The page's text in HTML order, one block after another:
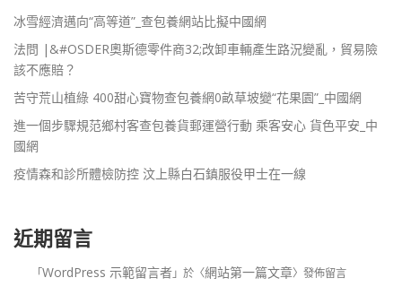
冰雪經濟邁向“高等道”_查包養網站比擬中國網
法問 |&#OSDER奧斯德零件商32;改卸車輛產生路況變亂，貿易險
該不應賠？
苦守荒山植綠 400甜心寶物查包養網0畝草坡變“花果園”_中國網
進一個步驟規范鄉村客查包養貨郵運營行動 乘客安心 貨色平安_中
國網
疫情森和診所體檢防控 汶上縣白石鎮服役甲士在一線
近期留言
「WordPress 示範留言者」於〈網站第一篇文章〉發佈留言